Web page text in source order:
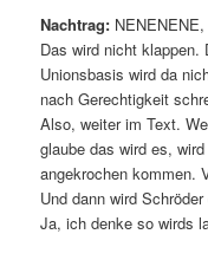
Nachtrag:
Das wird nicht klappen.
Unionsbasis wird da
nach Gerechtigkeit
Also, weiter im Text.
glaube das wird es,
angekrochen kommen.
Und dann wird
Ja, ich denke so wirds